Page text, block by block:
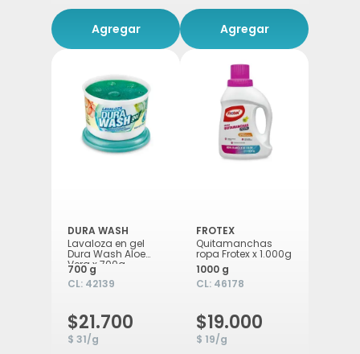
Agregar Agregar
DURA WASH
Lavaloza en gel
Dura Wash Aloe
Vera x 700g
700 g
CL: 42139
$21.700
$ 31/g
FROTEX
Quitamanchas
ropa Frotex x 1.000g
1000 g
CL: 46178
$19.000
$ 19/g